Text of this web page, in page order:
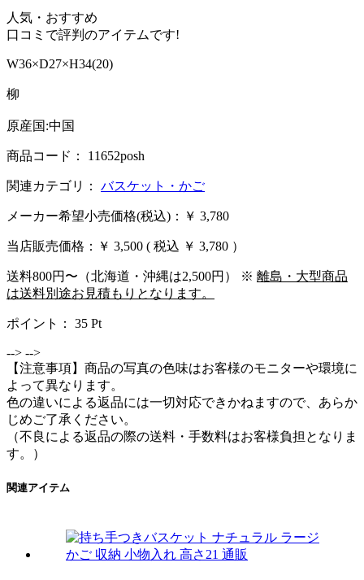
人気・おすすめ
口コミで評判のアイテムです!
W36×D27×H34(20)
柳
原産国:中国
商品コード： 11652posh
関連カテゴリ： バスケット・かご
メーカー希望小売価格(税込)：￥ 3,780
当店販売価格： ￥ 3,500 ( 税込 ￥ 3,780 ）
送料800円〜（北海道・沖縄は2,500円） ※ 離島・大型商品
は送料別途お見積もりとなります。
ポイント： 35 Pt
--> -->
【注意事項】商品の写真の色味はお客様のモニターや環境に
よって異なります。
色の違いによる返品には一切対応できかねますので、あらか
じめご了承ください。
（不良による返品の際の送料・手数料はお客様負担となりま
す。）
関連アイテム